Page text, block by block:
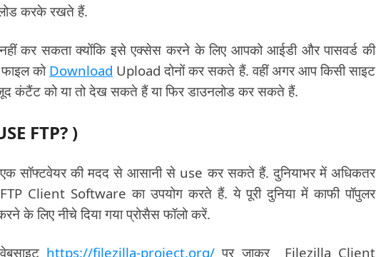
करके रखते हैं.
नहीं कर सकता क्योंकि इसे एक्सेस करने के लिए आपको आईडी और पासवर्ड की
को Download Upload दोनों कर सकते हैं. वहीं अगर आप किसी साइट
कंटैंट को या तो देख सकते हैं या फिर डाउनलोड कर सकते हैं.
FTP? )
सॉफ्टवेयर की मदद से आसानी से use कर सकते हैं. दुनियाभर में अधिकतर
Client Software का उपयोग करते हैं. ये पूरी दुनिया में काफी पॉपुलर
के लिए नीचे दिया गया प्रोसैस फॉलो करें.
https://filezilla-project.org/पर जाकर Filezilla Client